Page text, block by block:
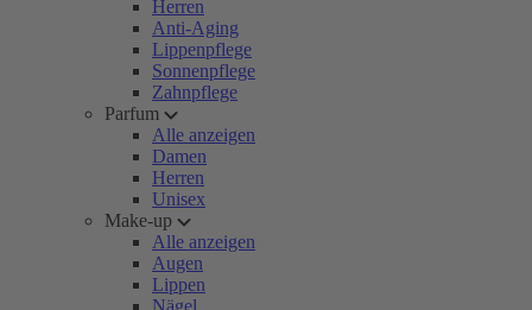
Herren
Anti-Aging
Lippenpflege
Sonnenpflege
Zahnpflege
Parfum
Alle anzeigen
Damen
Herren
Unisex
Make-up
Alle anzeigen
Augen
Lippen
Nägel